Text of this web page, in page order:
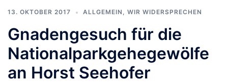
13. OKTOBER 2017 ALLGEMEIN , WIR WIDERSPRECHEN
Gnadengesuch für die
Nationalparkgehegewölfe
an Horst Seehofer